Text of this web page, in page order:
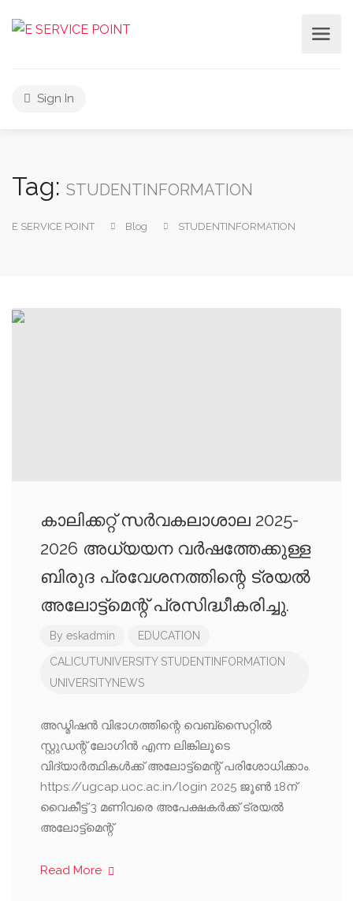
Sign In
Tag: STUDENTINFORMATION
E SERVICE POINT Blog STUDENTINFORMATION
കാലിക്കറ്റ് സർവകലാശാല 2025-
2026 അധ്യയന വര്‍ഷത്തേക്കുള്ള
ബിരുദ പ്രവേശനത്തിന്റെ ട്രയല്‍
അലോട്ട്മെന്റ് പ്രസിദ്ധീകരിച്ചു.
By eskadmin EDUCATION
CALICUTUNIVERSITY STUDENTINFORMATION
UNIVERSITYNEWS
അഡ്മിഷന്‍ വിഭാഗത്തിന്റെ വെബ്സൈറ്റില്‍
സ്റ്റുഡന്റ് ലോഗിന്‍ എന്ന ലിങ്കിലൂടെ
വിദ്യാര്‍ത്ഥികള്‍ക്ക് അലോട്ട്മെന്റ് പരിശോധിക്കാം.
https://ugcap.uoc.ac.in/login 2025 ജൂണ്‍ 18ന്
വൈകീട്ട് 3 മണിവരെ അപേക്ഷകര്‍ക്ക് ട്രയല്‍
അലോട്ട്മെന്റ്
Read More